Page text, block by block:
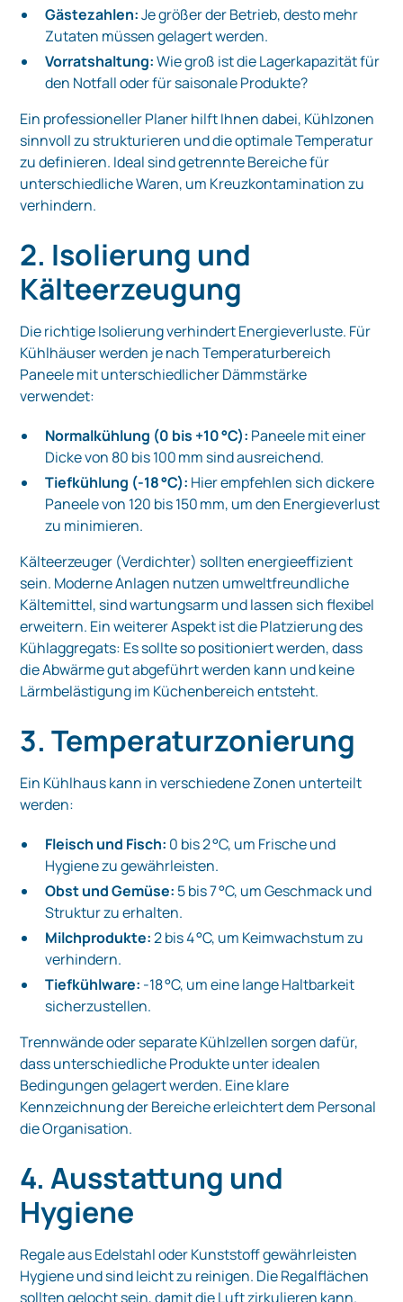
Gästezahlen:Je größer der Betrieb, desto mehr
Zutaten müssen gelagert werden.
Vorratshaltung:Wie groß ist die Lagerkapazität für
den Notfall oder für saisonale Produkte?
Ein professioneller Planer hilft Ihnen dabei, Kühlzonen
sinnvoll zu strukturieren und die optimale Temperatur
zu definieren. Ideal sind getrennte Bereiche für
unterschiedliche Waren, um Kreuzkontamination zu
verhindern.
2. Isolierung und
Kälteerzeugung
Die richtige Isolierung verhindert Energieverluste. Für
Kühlhäuser werden je nach Temperaturbereich
Paneele mit unterschiedlicher Dämmstärke
verwendet:
Normalkühlung (0 bis +10 °C): Paneele mit einer
Dicke von 80 bis 100 mm sind ausreichend.
Tiefkühlung (-18 °C): Hier empfehlen sich dickere
Paneele von 120 bis 150 mm, um den Energieverlust
zu minimieren.
Kälteerzeuger (Verdichter) sollten energieeffizient
sein. Moderne Anlagen nutzen umweltfreundliche
Kältemittel, sind wartungsarm und lassen sich flexibel
erweitern. Ein weiterer Aspekt ist die Platzierung des
Kühlaggregats: Es sollte so positioniert werden, dass
die Abwärme gut abgeführt werden kann und keine
Lärmbelästigung im Küchenbereich entsteht.
3. Temperaturzonierung
Ein Kühlhaus kann in verschiedene Zonen unterteilt
werden:
Fleisch und Fisch: 0 bis 2 °C, um Frische und
Hygiene zu gewährleisten.
Obst und Gemüse: 5 bis 7 °C, um Geschmack und
Struktur zu erhalten.
Milchprodukte:2 bis 4 °C, um Keimwachstum zu
verhindern.
Tiefkühlware: -18 °C, um eine lange Haltbarkeit
sicherzustellen.
Trennwände oder separate Kühlzellen sorgen dafür,
dass unterschiedliche Produkte unter idealen
Bedingungen gelagert werden. Eine klare
Kennzeichnung der Bereiche erleichtert dem Personal
die Organisation.
4. Ausstattung und
Hygiene
Regale aus Edelstahl oder Kunststoff gewährleisten
Hygiene und sind leicht zu reinigen. Die Regalflächen
sollten gelocht sein, damit die Luft zirkulieren kann.